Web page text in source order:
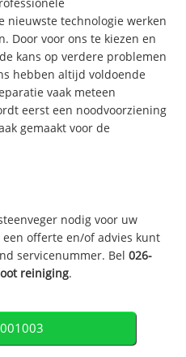
nieuwste technologie werken
Door voor ons te kiezen en
kans op verdere problemen
hebben altijd voldoende
vaak meteen
eerst een noodvoorziening
gemaakt voor de
nodig voor uw
een offerte en/of advies kunt
servicenummer. Bel026-
reiniging.